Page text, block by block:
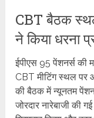
CBT बैठक
ने किया धरना
ईपीएस 95 पेंशनर्स की
CBT मीटिंग स्थल पर
की बैठक में न्यूनतम
जोरदार नारेबाजी की